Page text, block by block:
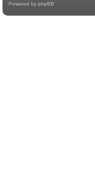
Powered by phpBB